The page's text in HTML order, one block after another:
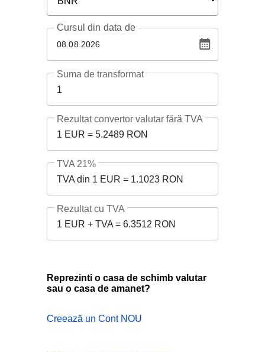
08.08.2026
Cursuldin data de
1
Suma de transformat
1 EUR = 5.2489 RON
Rezultat convertor valutar fără TVA
TVA din 1 EUR = 1.1023 RON
TVA 21%
1 EUR + TVA = 6.3512 RON
Rezultat cu TVA
Reprezinti o casa de schimb valutar
sau o casa de amanet?
Creează un Cont NOU